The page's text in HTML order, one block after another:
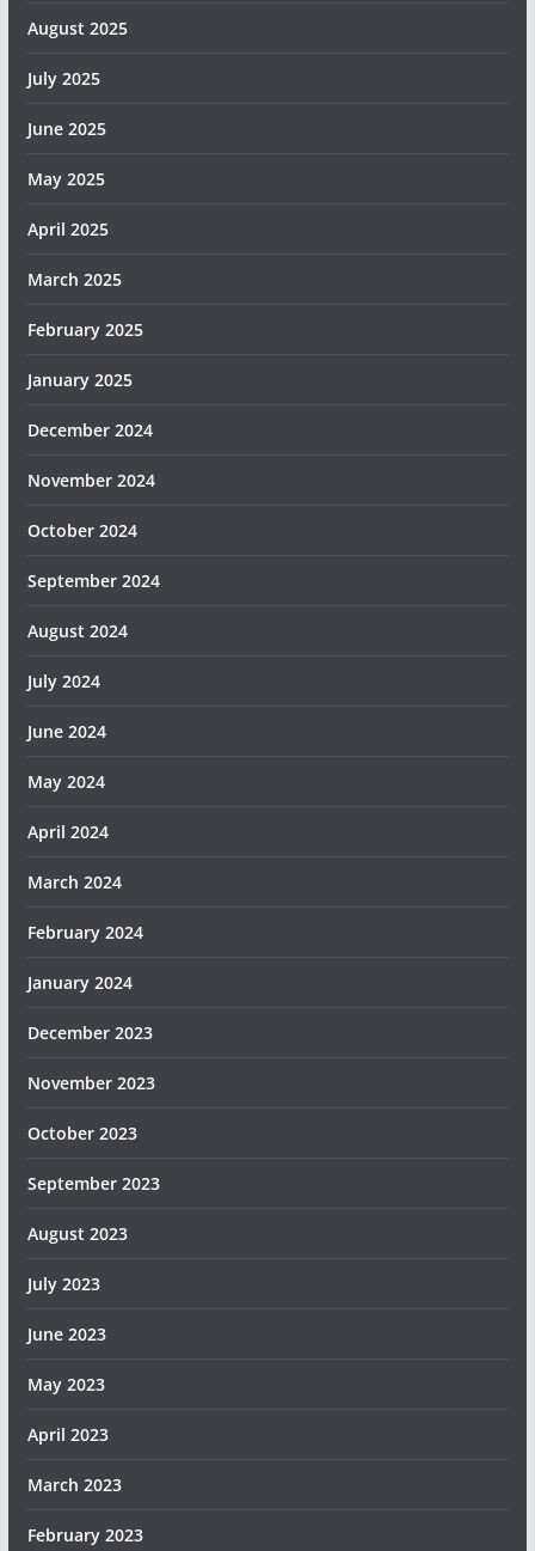
August 2025
July 2025
June 2025
May 2025
April 2025
March 2025
February 2025
January 2025
December 2024
November 2024
October 2024
September 2024
August 2024
July 2024
June 2024
May 2024
April 2024
March 2024
February 2024
January 2024
December 2023
November 2023
October 2023
September 2023
August 2023
July 2023
June 2023
May 2023
April 2023
March 2023
February 2023